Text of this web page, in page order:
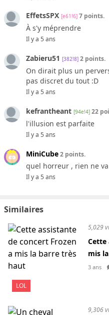
EffetsSPX [e61!6] 7 points.
À s'y méprendre
Il y a 5 ans
Zabieru51 [382!8] 2 points.
On dirait plus un
pas discret du tout :D
Il y a 5 ans
kefrantheant [94e!4] 22
l'illusion est parfaite
Il y a 5 ans
MiniCube2 points.
quel horreur , rien ne
Il y a 5 ans
Similaires
LOL
5,029
Cette
mis
3 ans
9,306